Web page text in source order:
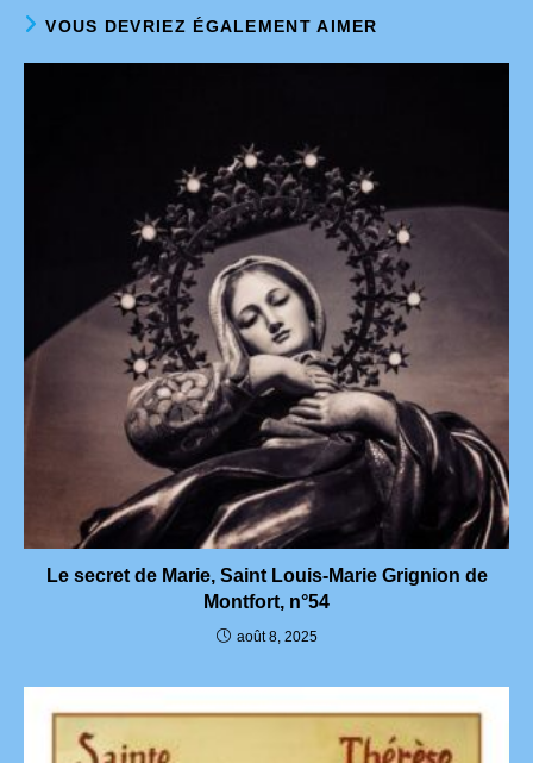
VOUS DEVRIEZ ÉGALEMENT AIMER
Le secret de Marie, Saint Louis-Marie Grignion de
Montfort, n°54
août 8, 2025